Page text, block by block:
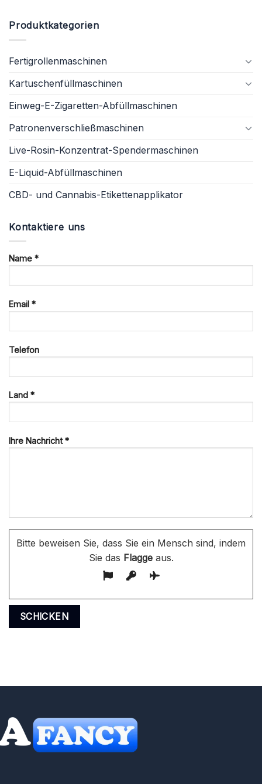
Produktkategorien
Fertigrollenmaschinen
Kartuschenfüllmaschinen
Einweg-E-Zigaretten-Abfüllmaschinen
Patronenverschließmaschinen
Live-Rosin-Konzentrat-Spendermaschinen
E-Liquid-Abfüllmaschinen
CBD- und Cannabis-Etikettenapplikator
Kontaktiere uns
Name *
Email *
Telefon
Land *
Ihre Nachricht *
Bitte beweisen Sie, dass Sie ein Mensch sind, indem
Sie das Flaggeaus.